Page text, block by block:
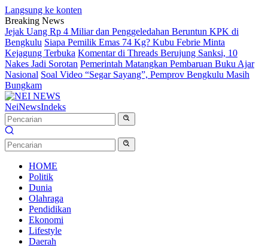
Langsung ke konten
Breaking News
Jejak Uang Rp 4 Miliar dan Penggeledahan Beruntun KPK di
Bengkulu Siapa Pemilik Emas 74 Kg? Kubu Febrie Minta
Kejagung Terbuka Komentar di Threads Berujung Sanksi, 10
Nakes Jadi Sorotan Pemerintah Matangkan Pembaruan Buku Ajar
Nasional Soal Video “Segar Sayang”, Pemprov Bengkulu Masih
Bungkam
NeiNewsIndeks
HOME
Politik
Dunia
Olahraga
Pendidikan
Ekonomi
Lifestyle
Daerah